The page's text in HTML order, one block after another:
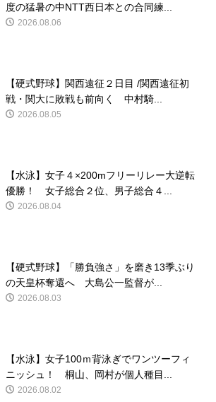
度の猛暑の中NTT西日本との合同練...
2026.08.06
【硬式野球】関西遠征２日目 /関西遠征初
戦・関大に敗戦も前向く 中村騎...
2026.08.05
【水泳】女子４×200mフリーリレー大逆転
優勝！ 女子総合２位、男子総合４...
2026.08.04
【硬式野球】「勝負強さ」を磨き13季ぶり
の天皇杯奪還へ 大島公一監督が...
2026.08.03
【水泳】女子100ｍ背泳ぎでワンツーフィ
ニッシュ！ 桐山、岡村が個人種目...
2026.08.02